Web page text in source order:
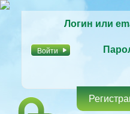
Логин или